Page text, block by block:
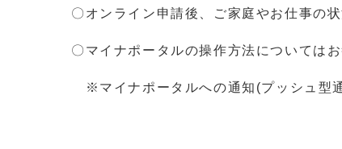
〇オンライン申請後、ご家庭やお仕事の
〇マイナポータルの操作方法については
※マイナポータルへの通知(プッシュ型